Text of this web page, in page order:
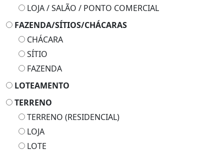
LOJA / SALÃO / PONTO COMERCIAL
FAZENDA/SÍTIOS/CHÁCARAS
CHÁCARA
SÍTIO
FAZENDA
LOTEAMENTO
TERRENO
TERRENO (RESIDENCIAL)
LOJA
LOTE